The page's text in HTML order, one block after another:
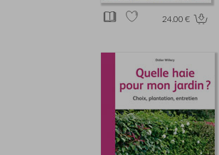
24.00 €